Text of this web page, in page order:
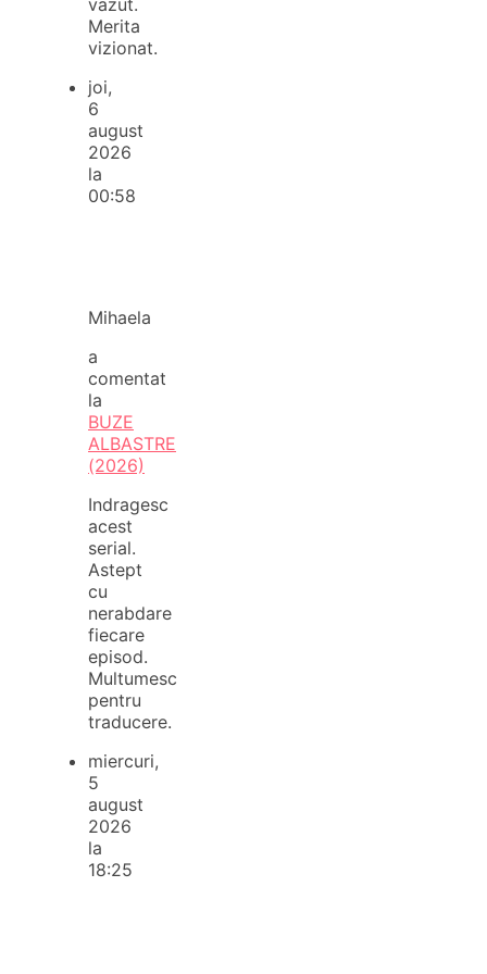
Merita
vizionat.
joi,
6
august
2026
la
00:58
Mihaela
a
comentat
la
BUZE
ALBASTRE
(2026)
Indragesc
acest
serial.
Astept
cu
nerabdare
fiecare
episod.
Multumesc
pentru
traducere.
miercuri,
5
august
2026
la
18:25